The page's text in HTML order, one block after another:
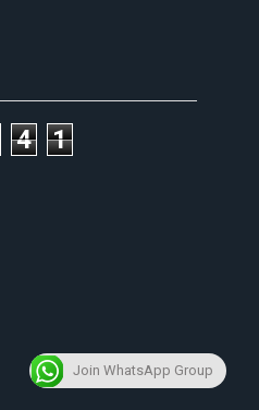
4 1
Join WhatsApp Group